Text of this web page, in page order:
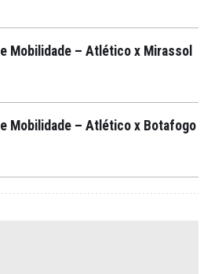
Mobilidade – Atlético x Mirassol
Mobilidade – Atlético x Botafogo